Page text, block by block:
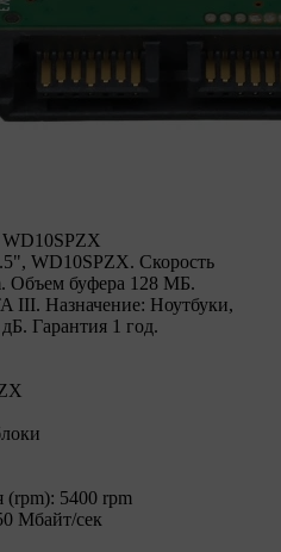
WD10SPZX. Скорость
Объем буфера 128 МБ.
III. Назначение: Ноутбуки,
Гарантия 1 год.
(rpm): 5400 rpm
Мбайт/сек